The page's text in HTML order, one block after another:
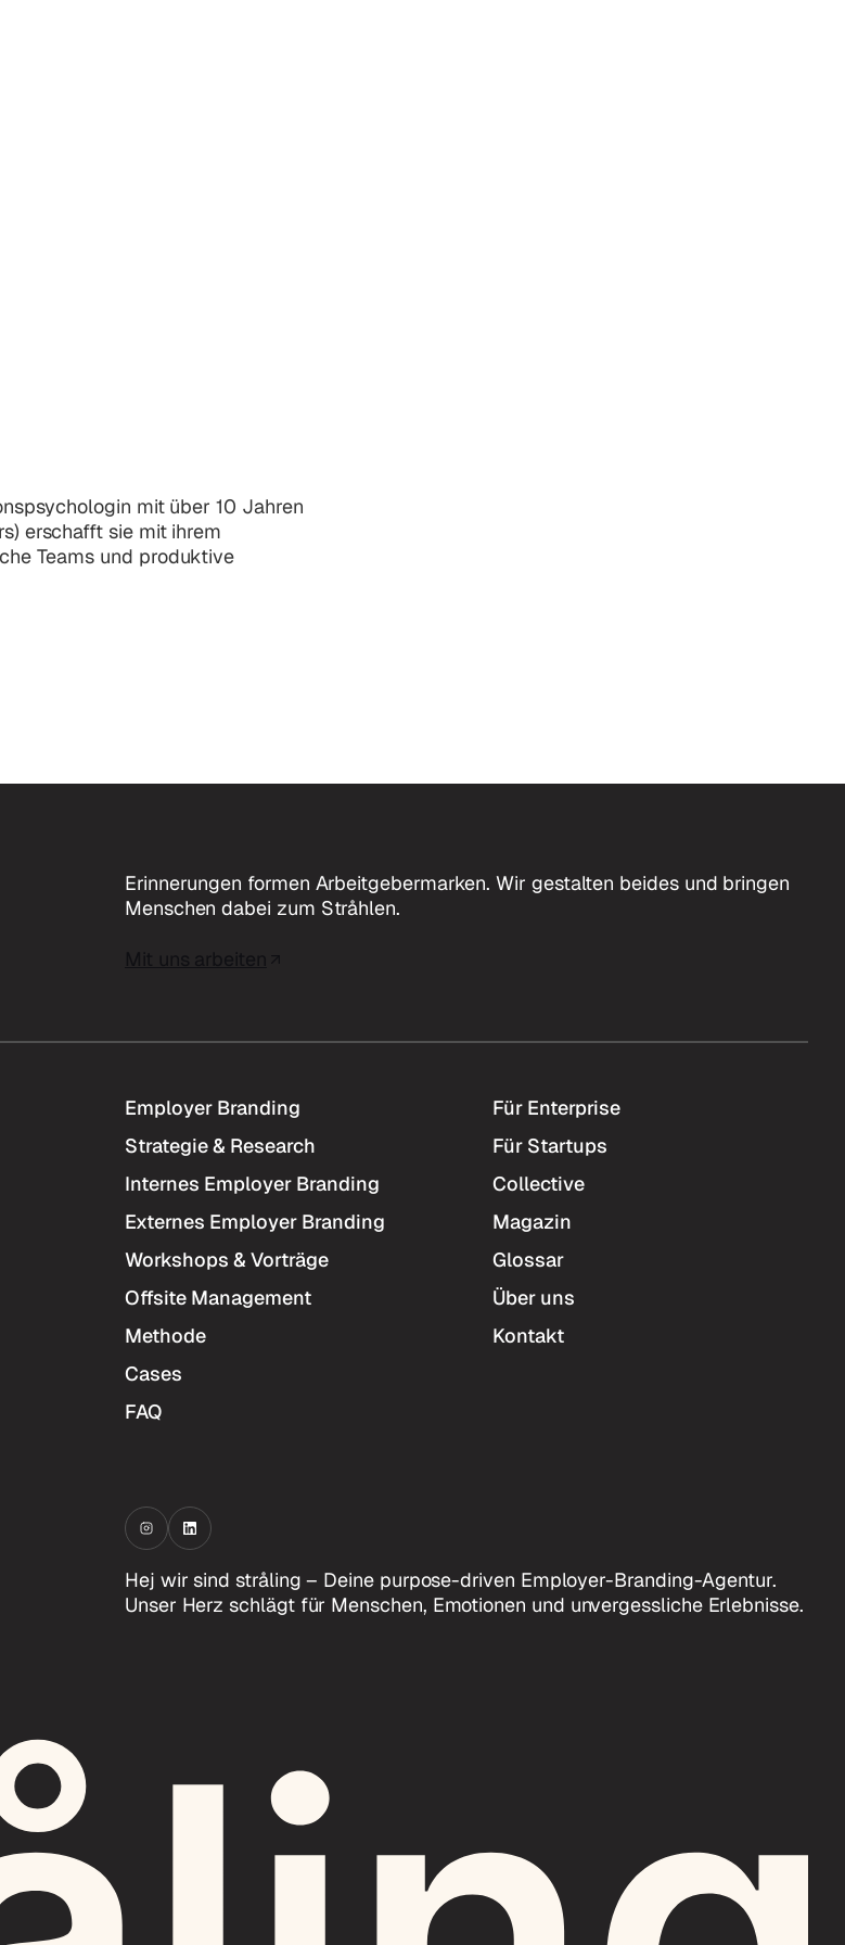
mit über 10 Jahren
erschafft sie mit ihrem
Teams und produktive
Erinnerungen formen Arbeitgebermarken. Wir gestalten beides und bringen
Menschen dabei zum Stråhlen.
Employer Branding
Strategie & Research
Internes Employer Branding
Externes Employer Branding
Workshops & Vorträge
Offsite Management
Methode
Cases
FAQ
Für Enterprise
Für Startups
Collective
Magazin
Glossar
Über uns
Kontakt
Hej wir sind stråling – Deine purpose-driven Employer-Branding-Agentur.
Unser Herz schlägt für Menschen, Emotionen und unvergessliche Erlebnisse.